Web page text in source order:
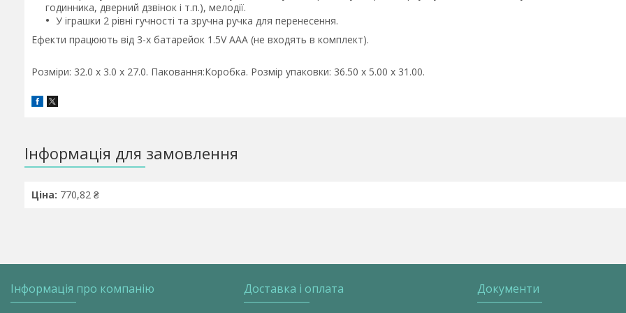
годинника, дверний дзвінок і т.п.), мелодії.
У іграшки 2 рівні гучності та зручна ручка для перенесення.
Ефекти працюють від 3-х батарейок 1.5V ААА (не входять в комплект).
Розміри: 32.0 x 3.0 x 27.0. Паковання:Коробка. Розмір упаковки: 36.50 x 5.00 x 31.00.
Інформація для замовлення
Ціна: 770,82 ₴
Інформація про компанію Доставка і оплата Документи